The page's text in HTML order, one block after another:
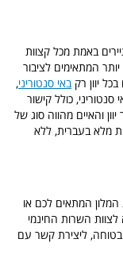
באמת מכל קצוות
המתאימים לציבור
יוון רקבאי סנטוריני,
ביותר באי סנטוריני, כולל קישור
והאיים מהווה סוג של
מלא בעברית, ללא
המתאים לכם או
לצוות השרות החינמי
בטוחה, ליצירת קשר עם